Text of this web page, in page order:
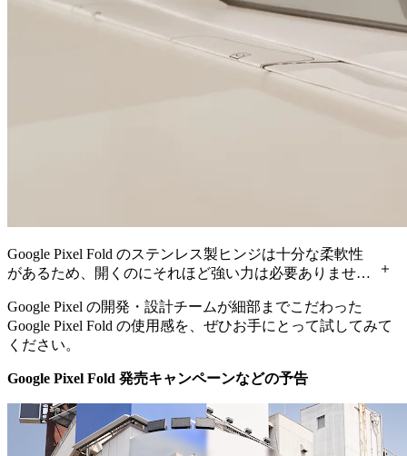
Google Pixel Fold のステンレス製ヒンジは十分な柔軟性
があるため、開くのにそれほど強い力は必要ありません
けの十分な強度があります。
Google Pixel の開発・設計チームが細部までこだわった
Google Pixel Fold の使用感を、ぜひお手にとって試してみて
ください。
Google Pixel Fold 発売キャンペーンなどの予告